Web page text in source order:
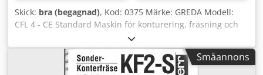
Skick: bra (begagnad), Kod: 0375 Märke: GREDA Modell:
CFL 4 - CE Standard Maskin för konturering, fräsning och
slipning för bearbetning på två motsatta sidor av ett
trästycke, såsom stolar, fåtöljer, soffor, gevärskolvar och
liknande – CE-standard. Dksdpjy Iwvrefx Ab Esr Tekniska
Småannons